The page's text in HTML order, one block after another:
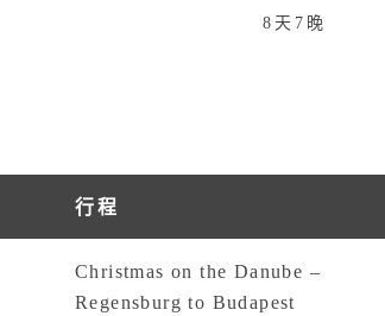
8天7晚
行程
Christmas on the Danube –
Regensburg to Budapest